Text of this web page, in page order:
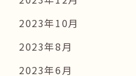
2023年10月
2023年8月
2023年6月